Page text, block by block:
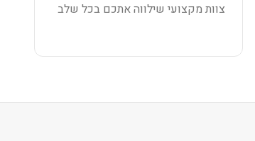
צוות מקצועי שילווה אתכם בכל שלב